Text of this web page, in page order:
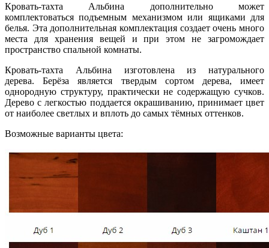
Кровать-тахта Альбина дополнительно может
комплектоваться подъемным механизмом или ящиками для
белья. Эта дополнительная комплектация создает очень много
места для хранения вещей и при этом не загромождает
пространство спальной комнаты.
Кровать-тахта Альбина изготовлена из натурального
дерева. Берёза является твердым сортом дерева, имеет
однородную структуру, практически не содержащую сучков.
Дерево с легкостью поддается окрашиванию, принимает цвет
от наиболее светлых и вплоть до самых тёмных оттенков.
Возможные варианты цвета: